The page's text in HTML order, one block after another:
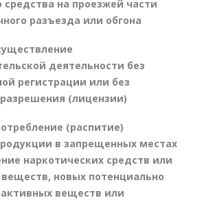
средства на проезжей части
разъезда или обгона
деятельности без
регистрации или без
(лицензии)
(распитие)
в запрещенных местах
наркотических средств или
новых потенциально
веществ или